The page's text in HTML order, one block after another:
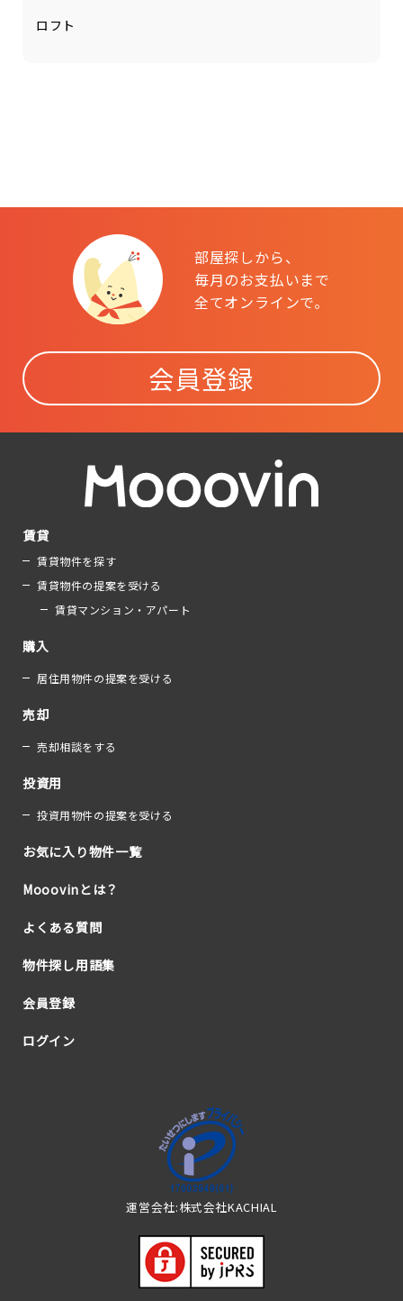
ロフト
部屋探しから、
毎月のお支払いまで
全てオンラインで。
会員登録
賃貸
賃貸物件を探す
賃貸物件の提案を受ける
賃貸マンション・アパート
購入
居住用物件の提案を受ける
売却
売却相談をする
投資用
投資用物件の提案を受ける
お気に入り物件一覧
Mooovinとは？
よくある質問
物件探し用語集
会員登録
ログイン
運営会社:株式会社KACHIAL